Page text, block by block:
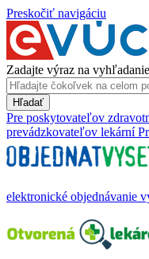
Preskočiť navigáciu
Zadajte výraz na vyhľadanie
Hľadať
Pre poskytovateľov
prevádzkovateľov lekární
elektronické objednávanie